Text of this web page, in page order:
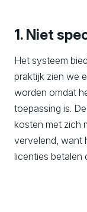
1. Niet
Het systeem
praktijk zien we
worden omdat
toepassing is.
kosten met zich
vervelend, want
licenties betalen